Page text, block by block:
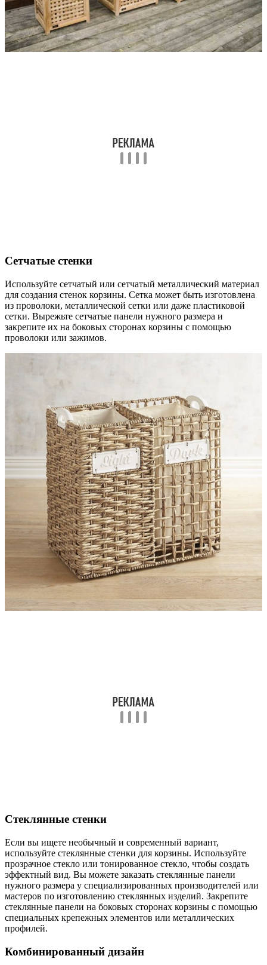
Сетчатые стенки
Используйте сетчатый или сетчатый металлический материал
для создания стенок корзины. Сетка может быть изготовлена
из проволоки, металлической сетки или даже пластиковой
сетки. Вырежьте сетчатые панели нужного размера и
закрепите их на боковых сторонах корзины с помощью
проволоки или зажимов.
Стеклянные стенки
Если вы ищете необычный и современный вариант,
используйте стеклянные стенки для корзины. Используйте
прозрачное стекло или тонированное стекло, чтобы создать
эффектный вид. Вы можете заказать стеклянные панели
нужного размера у специализированных производителей или
мастеров по изготовлению стеклянных изделий. Закрепите
стеклянные панели на боковых сторонах корзины с помощью
специальных крепежных элементов или металлических
профилей.
Комбинированный дизайн